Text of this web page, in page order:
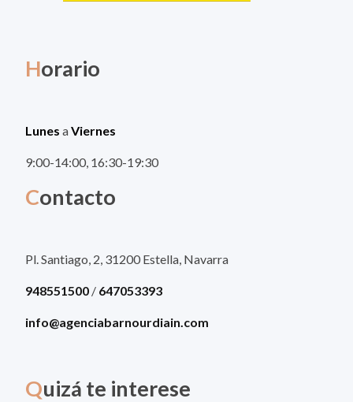
Horario
Lunes aViernes
9:00-14:00, 16:30-19:30
Contacto
Pl. Santiago, 2, 31200 Estella, Navarra
948551500 / 647053393
info@agenciabarnourdiain.com
Quizá te interese